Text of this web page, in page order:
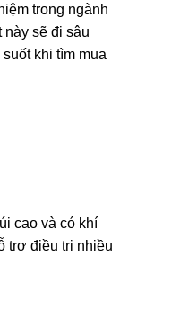
trong ngành
sẽ đi sâu
khi tìm mua
cao và có khí
trợ điều trị nhiều